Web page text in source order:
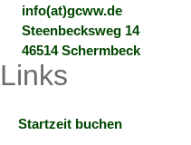
info(at)gcww.de
Steenbecksweg 14
46514 Schermbeck
Links
Startzeit buchen